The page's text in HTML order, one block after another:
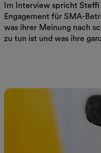
Im Interview spricht Steffi
Engagement für SMA-
was ihrer Meinung nach
zu tun ist und was ihre